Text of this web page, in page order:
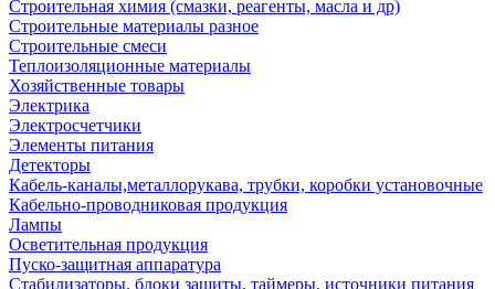
Строительная химия (смазки, реагенты, масла и др)
Строительные материалы разное
Строительные смеси
Теплоизоляционные материалы
Хозяйственные товары
Электрика
Электросчетчики
Элементы питания
Детекторы
Кабель-каналы,металлорукава, трубки, коробки установочные
Кабельно-проводниковая продукция
Лампы
Осветительная продукция
Пуско-защитная аппаратура
Стабилизаторы, блоки защиты, таймеры, источники питания